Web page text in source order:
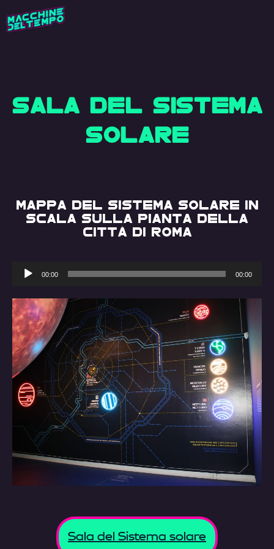
SALA DEL SISTEMA
SOLARE
MAPPA DEL SISTEMA SOLARE IN
SCALA SULLA PIANTA DELLA
CITTÀ DI ROMA
Audio
00:00 00:00
Sala del Sistema solare